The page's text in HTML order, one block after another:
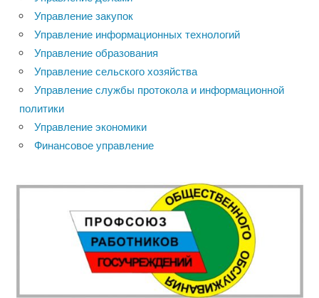
Управление закупок
Управление информационных технологий
Управление образования
Управление сельского хозяйства
Управление службы протокола и информационной
политики
Управление экономики
Финансовое управление